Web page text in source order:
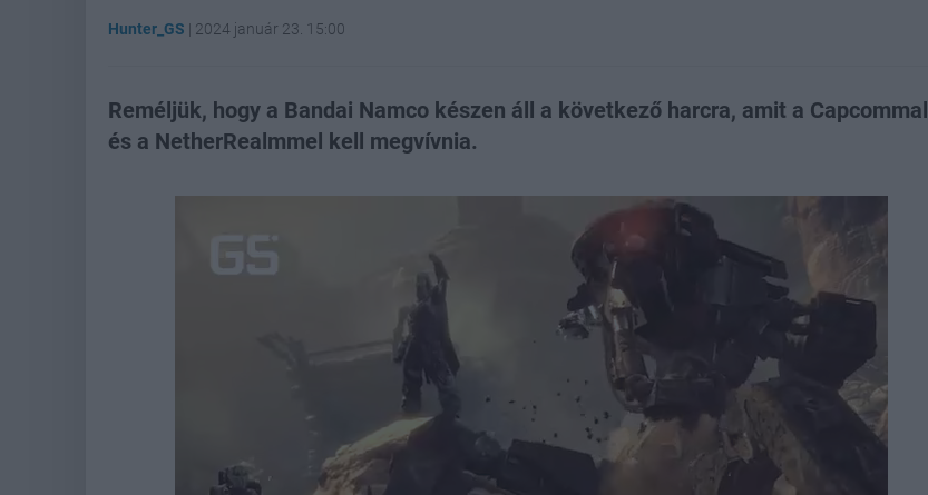
Hunter_GS | 2024 január 23. 15:00
Reméljük, hogy a Bandai Namco készen áll a következő harcra, amit a Capcommal
és a NetherRealmmel kell megvívnia.